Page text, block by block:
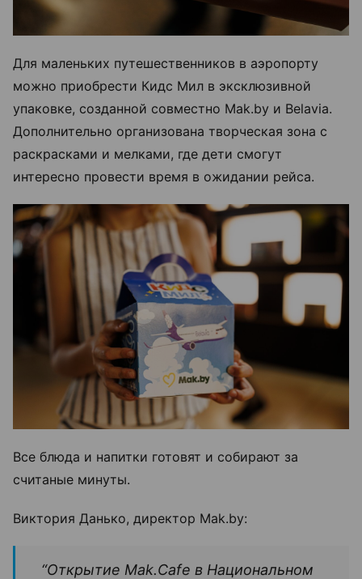
Для маленьких путешественников в аэропорту
можно приобрести Кидс Мил в эксклюзивной
упаковке, созданной совместно Mak.by и Belavia.
Дополнительно организована творческая зона с
раскрасками и мелками, где дети смогут
интересно провести время в ожидании рейса.
Все блюда и напитки готовят и собирают за
считаные минуты.
Виктория Данько, директор Mak.by:
“Открытие Mak.Cafe в Национальном